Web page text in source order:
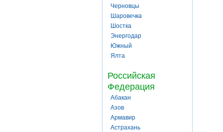
Черновцы
Шаровечка
Шостка
Энергодар
Южный
Ялта
Российская
Федерация
Абакан
Азов
Армавир
Астрахань